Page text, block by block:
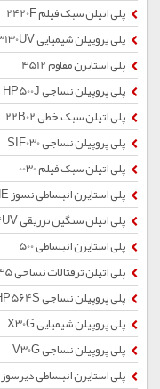
پلی اتیلن سبک فیلم 2420F
پلی پروپیلن شیمیایی EPX3130UV
پلی استایرن مقاوم 4512
پلی پروپیلن نساجی HP500J
پلی اتیلن سبک خطی 22B02
پلی پروپیلن نساجی SIF030
پلی اتیلن سبک فیلم 0030
پلی استایرن انبساطی نسوز FINE
پلی اتیلن سنگین تزریقی 54B04UV
پلی استایرن انبساطی 500
پلی اتیلن ترفتالات نساجی Super Bright TG645
پلی پروپیلن نساجی HP564S
پلی پروپیلن شیمیایی X30G
پلی پروپیلن نساجی V30G
پلی استایرن انبساطی دیرسوز SE150